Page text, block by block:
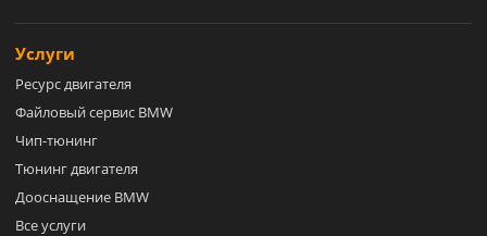
Услуги
Ресурс двигателя
Файловый сервис BMW
Чип-тюнинг
Тюнинг двигателя
Дооснащение BMW
Все услуги